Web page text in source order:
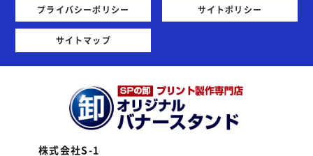
プライバシーポリシー サイトポリシー
サイトマップ
株式会社S-1